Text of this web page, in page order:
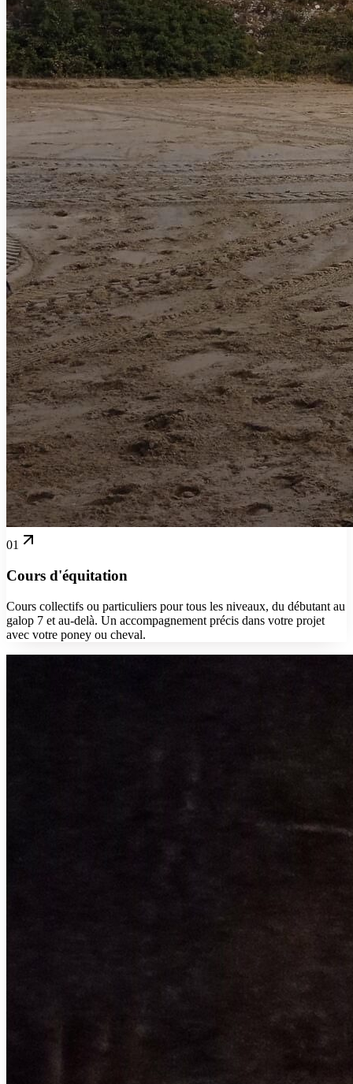
01
Cours d'équitation
Cours collectifs ou particuliers pour tous les niveaux, du débutant au
galop 7 et au-delà. Un accompagnement précis dans votre projet
avec votre poney ou cheval.